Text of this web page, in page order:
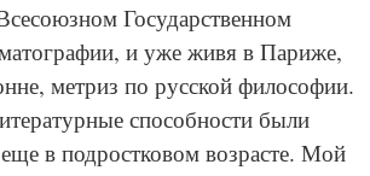
Государственном
и уже живя в Париже,
метриз по русской философии.
способности были
в подростковом возрасте. Мой